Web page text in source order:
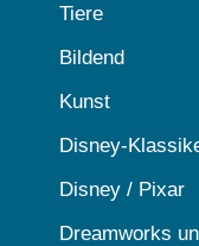
Tiere
Bildend
Kunst
Disney-
Disney / Pixar
Dreamworks